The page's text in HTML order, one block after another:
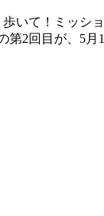
いて！ミッ
2回目が、5